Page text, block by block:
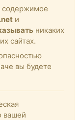
содержимое
и
никаких
сайтах.
вы будете
вашей